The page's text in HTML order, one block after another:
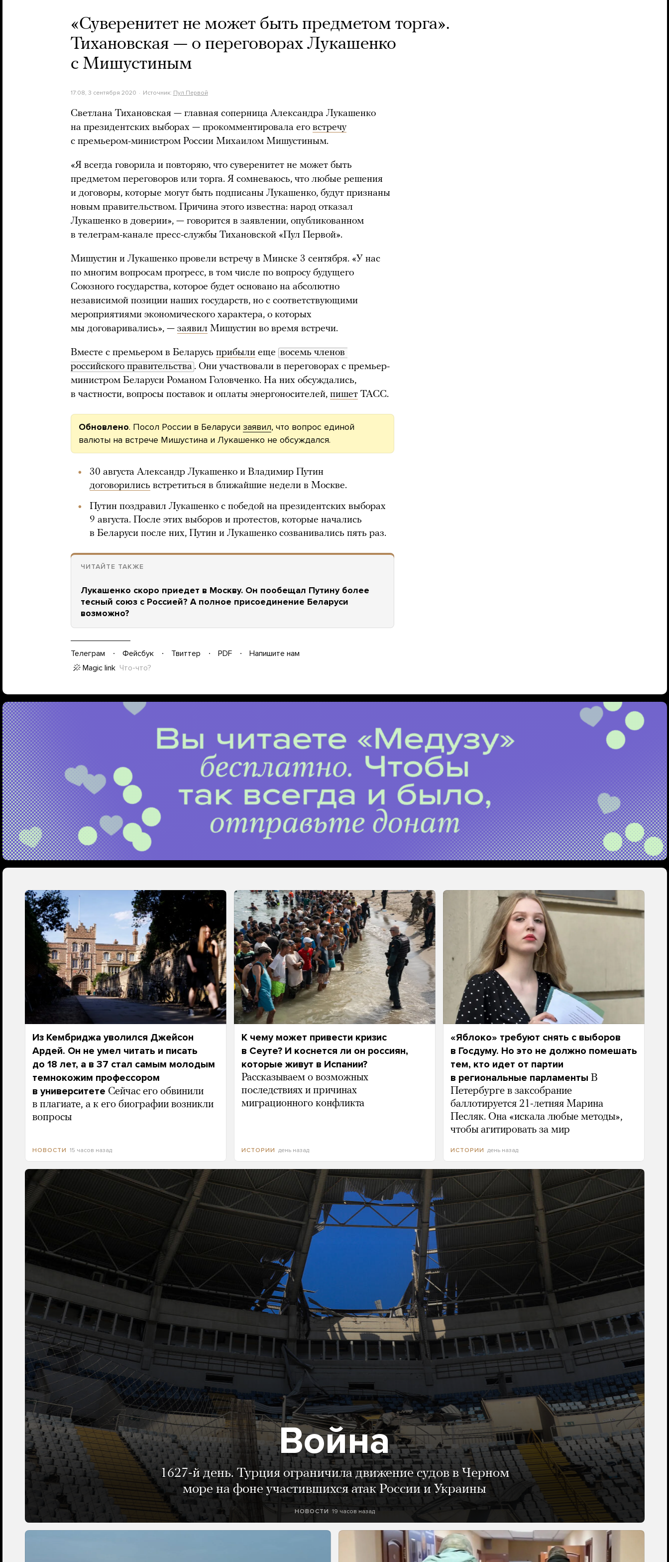
«Суверенитет не может быть предметом торга».
Тихановская — о переговорах Лукашенко
с Мишустиным
17:08, 3 сентября 2020 Источник: Пул Первой
Светлана Тихановская — главная соперница Александра Лукашенко
на президентских выборах — прокомментировала его встречу
с премьером-министром России Михаилом Мишустиным.
«Я всегда говорила и повторяю, что суверенитет не может быть
предметом переговоров или торга. Я сомневаюсь, что любые решения
и договоры, которые могут быть подписаны Лукашенко, будут признаны
новым правительством. Причина этого известна: народ отказал
Лукашенко в доверии», — говорится в заявлении, опубликованном
в телеграм-канале пресс-службы Тихановской «Пул Первой».
Мишустин и Лукашенко провели встречу в Минске 3 сентября. «У нас
по многим вопросам прогресс, в том числе по вопросу будущего
Союзного государства, которое будет основано на абсолютно
независимой позиции наших государств, но с соответствующими
мероприятиями экономического характера, о которых
мы договаривались», — заявил Мишустин во время встречи.
Вместе с премьером в Беларусь прибыли еще восемь членов
российского правительства . Они участвовали в переговорах с премьер-
министром Беларуси Романом Головченко. На них обсуждались,
в частности, вопросы поставок и оплаты энергоносителей, пишет ТАСС.
Обновлено. Посол России в Беларуси заявил, что вопрос единой
валюты на встрече Мишустина и Лукашенко не обсуждался.
30 августа Александр Лукашенко и Владимир Путин
договорились встретиться в ближайшие недели в Москве.
Путин поздравил Лукашенко с победой на президентских выборах
9 августа. После этих выборов и протестов, которые начались
в Беларуси после них, Путин и Лукашенко созванивались пять раз.
ЧИТАЙТЕ ТАКЖЕ
Лукашенко скоро приедет в Москву. Он пообещал Путину более
тесный союз с Россией? А полное присоединение Беларуси
возможно?
Телеграм Фейсбук Твиттер PDF
Напишите нам
Magic link Что-что?
Из Кембриджа уволился Джейсон
Ардей. Он не умел читать и писать
до 18 лет, а в 37 стал самым молодым
темнокожим профессором
в университете Сейчас его обвинили
в плагиате, а к его биографии возникли
вопросы
НОВОСТИ 15 часов назад
К чему может привести кризис
в Сеуте? И коснется ли он россиян,
которые живут в Испании?
Рассказываем о возможных
последствиях и причинах
миграционного конфликта
ИСТОРИИ день назад
«Яблоко» требуют снять с выборов
в Госдуму. Но это не должно помешать
тем, кто идет от партии
в региональные парламенты В
Петербурге в заксобрание
баллотируется 21-летняя Марина
Песляк. Она «искала любые методы»,
чтобы агитировать за мир
ИСТОРИИ день назад
Война
1627-й день. Турция ограничила движение судов в Черном
море на фоне участившихся атак России и Украины
НОВОСТИ 19 часов назад